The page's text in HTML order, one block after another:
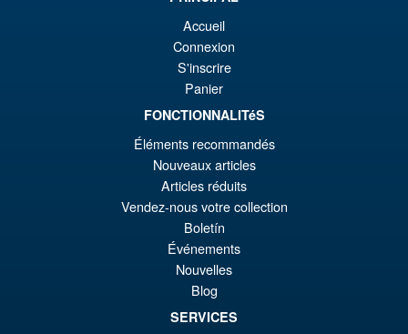
Evangelion Test Type 01 G
Awakening Action Figure
VORBESTELLUNGEN
S.H.MonsterArts Godzilla vs.
Biollante Movie Graphic Plus (
1989 )
Accueil
Connexion
S'inscrire
Panier
FONCTIONNALITéS
Éléments recommandés
Nouveaux articles
Articles réduits
Vendez-nous votre collection
Boletín
Événements
Nouvelles
Blog
SERVICES